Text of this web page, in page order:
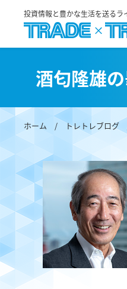
投資情報と豊かな生活を送るラ
酒匂隆雄
ホーム /トレトレブログ